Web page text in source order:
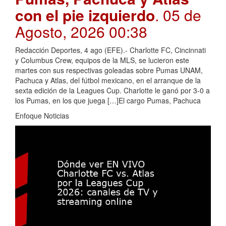
con el pie izquierdo. 05 de
Agosto, 2026 00:38
Redacción Deportes, 4 ago (EFE).- Charlotte FC, Cincinnati
y Columbus Crew, equipos de la MLS, se lucieron este
martes con sus respectivas goleadas sobre Pumas UNAM,
Pachuca y Atlas, del fútbol mexicano, en el arranque de la
sexta edición de la Leagues Cup. Charlotte le ganó por 3-0 a
los Pumas, en los que juega […]El cargo Pumas, Pachuca
Enfoque Noticias